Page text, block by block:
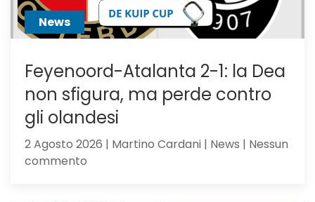
News
Feyenoord-Atalanta 2-1: la Dea
non sfigura, ma perde contro
gli olandesi
2 Agosto 2026 | Martino Cardani | News | Nessun
commento